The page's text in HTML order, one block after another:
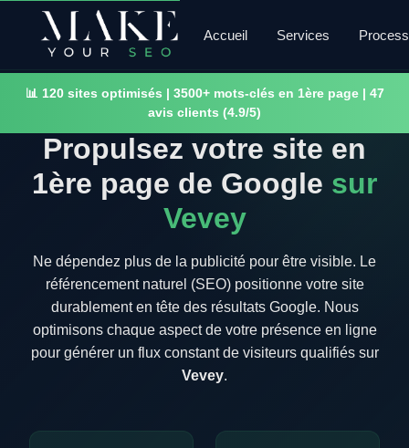
Accueil Services
📊 120 sites optimisés | 3500+ mots-clés en 1ère page | 47
avis clients (4.9/5)
Propulsez votre site en
1ère page de Google sur
Vevey
Ne dépendez plus de la publicité pour être visible. Le
référencement naturel (SEO) positionne votre site
durablement en tête des résultats Google. Nous
optimisons chaque aspect de votre présence en ligne
pour générer un flux constant de visiteurs qualifiés sur
Vevey.